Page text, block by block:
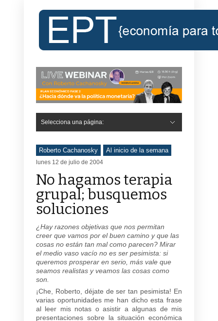
Selecciona una página:
Roberto Cachanosky Al inicio de la semana
lunes 12 de julio de 2004
No hagamos terapia
grupal; busquemos
soluciones
¿Hay razones objetivas que nos permitan
creer que vamos por el buen camino y que las
cosas no están tan mal como parecen? Mirar
el medio vaso vacío no es ser pesimista: si
queremos prosperar en serio, más vale que
seamos realistas y veamos las cosas como
son.
¡Che, Roberto, déjate de ser tan pesimista! En
varias oportunidades me han dicho esta frase
al leer mis notas o asistir a algunas de mis
presentaciones sobre la situación económica